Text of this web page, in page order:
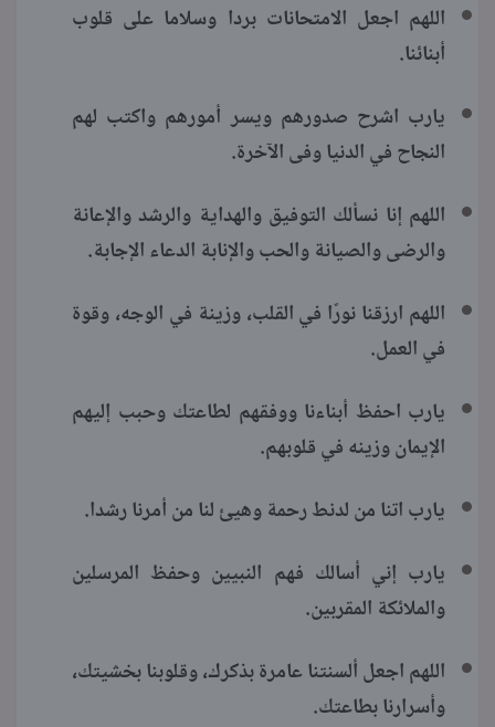
اللهم اجعل الامتحانات بردا وسلاما على قلوب
أبنائنا.
يارب اشرح صدورهم ويسر أمورهم واكتب لهم
النجاح في الدنيا وفى الآخرة.
اللهم إنا نسألك التوفيق والهداية والرشد والإعانة
والرضى والصيانة والحب والإنابة الدعاء الإجابة.
اللهم ارزقنا نورًا في القلب، وزينة في الوجه، وقوة
في العمل.
يارب احفظ أبناءنا ووفقهم لطاعتك وحبب إليهم
الإيمان وزينه في قلوبهم.
يارب اتنا من لدنط رحمة وهيئ لنا من أمرنا رشدا.
يارب إني أسالك فهم النبيين وحفظ المرسلين
والملائكة المقربين.
اللهم اجعل ألسنتنا عامرة بذكرك، وقلوبنا بخشيتك،
وأسرارنا بطاعتك.